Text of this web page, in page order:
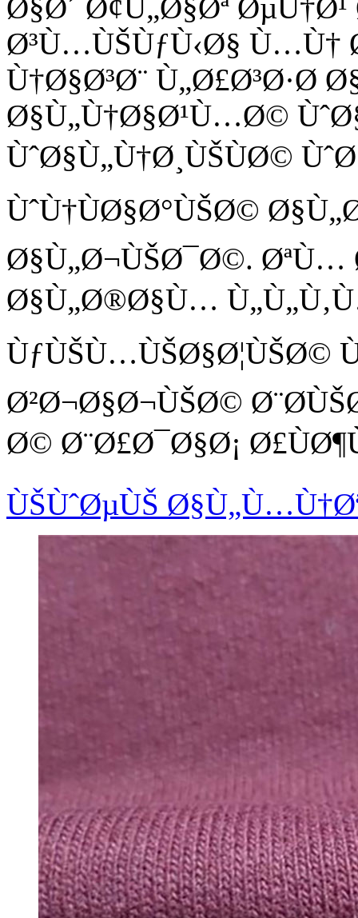
Ø§Ø´ Ø¢Ù„Ø§Øª
Ø³Ù…ÙŠÙƒÙ‹Ø§
Ù†Ø§Ø³Ø¨ Ù„Ø£Ø³Ø·Ø­
Ø§Ù„Ù†Ø§Ø¹Ù…Ø©
ÙˆØ§Ù„Ù†Ø¸ÙŠÙØ©
ÙˆÙ†ÙØ§Ø°ÙŠØ©
Ø§Ù„Ø¬ÙŠØ¯Ø©. ØªÙ…
Ø§Ù„Ø®Ø§Ù…
ÙƒÙŠÙ…ÙŠØ§Ø¦ÙŠØ©
Ø²Ø¬Ø§Ø¬ÙŠØ©
Ø© Ø¨Ø£Ø¯Ø§Ø¡
ÙŠÙˆØµÙŠ